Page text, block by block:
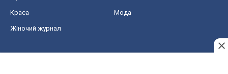
Краса Мода
Жіночий журнал